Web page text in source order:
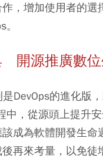
，增加使用者的選
開源推廣數
DevOps的進化版
中，從源頭上提升
成為軟體開發生命
再來考量，以免徒